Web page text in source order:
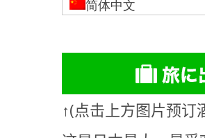
简体中文
↑(点击上方图片预订